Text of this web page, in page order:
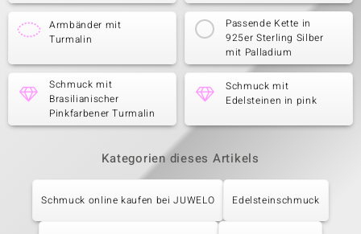
Armbänder mit
Turmalin
Passende Kette in
925er Sterling Silber
mit Palladium
Schmuck mit
Brasilianischer
Pinkfarbener Turmalin
Schmuck mit
Edelsteinen in pink
Kategorien dieses Artikels
Schmuck online kaufen bei JUWELO Edelsteinschmuck